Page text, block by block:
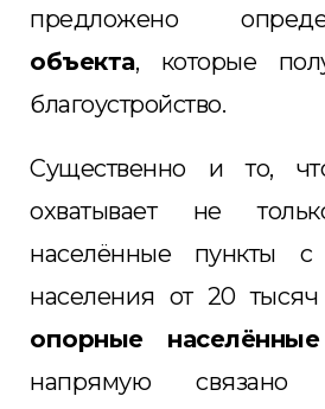
предложено
объекта, которые
благоустройство.
Существенно и то,
охватывает не
населённые пункты с
населения от 20
опорные
напрямую